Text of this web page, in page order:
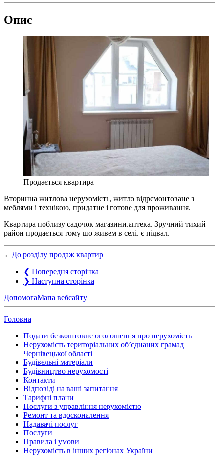
Опис
Продається квартира
Вторинна житлова нерухомість, житло відремонтоване з
меблями і технікою, придатне і готове для проживання.
Квартира поблизу садочок магазини.аптека. Зручний тихий
район продається тому що живем в селі. є підвал.
← До розділу продаж квартир
❮ Попередня сторінка
❯ Наступна сторінка
ДопомогаМапа вебсайту
Головна
Подати безкоштовне оголошення про нерухомість
Нерухомість територіальних об’єднаних грамад
Чернівецької області
Будівельні матеріали
Будівництво нерухомості
Контакти
Відповіді на ваші запитання
Тарифні плани
Послуги з управління нерухомістю
Ремонт та вдосконалення
Надавачі послуг
Послуги
Правила і умови
Нерухомість в інших регіонах України